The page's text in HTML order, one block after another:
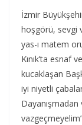
İzmir
hoşgörü, sevgi
yas-ı matem
Kınık’ta esnaf
kucaklaşan
iyi niyetli